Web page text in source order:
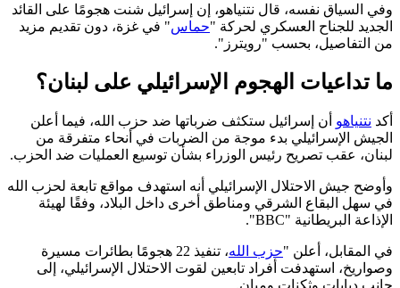
وفي السياق نفسه، قال نتنياهو، إن إسرائيل شنت هجومًا على القائد
الجديد للجناح العسكري لحركة "حماس" في غزة، دون تقديم مزيد
من التفاصيل، بحسب "رويترز".
ما تداعيات الهجوم الإسرائيلي على لبنان؟
أكد نتنياهوأن إسرائيل ستكثف ضرباتها ضد حزب الله، فيما أعلن
الجيش الإسرائيلي بدء موجة من الضربات في أنحاء متفرقة من
لبنان، عقب تصريح رئيس الوزراء بشأن توسيع العمليات ضد الحزب.
وأوضح جيش الاحتلال الإسرائيلي أنه استهدف مواقع تابعة لحزب الله
في سهل البقاع الشرقي ومناطق أخرى داخل البلاد، وفقًا لهيئة
الإذاعة البريطانية "BBC".
في المقابل، أعلن "حزب الله
، تنفيذ 22 هجومًا بطائرات مسيرة
وصواريخ، استهدفت أفراد تابعين لقوت الاحتلال الإسرائيلي، إلى
جانب دبابات وثكنات ومبانٍ.